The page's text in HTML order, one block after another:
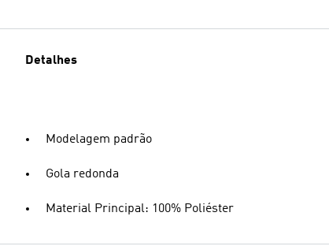
Detalhes
Modelagem padrão
Gola redonda
Material Principal: 100% Poliéster